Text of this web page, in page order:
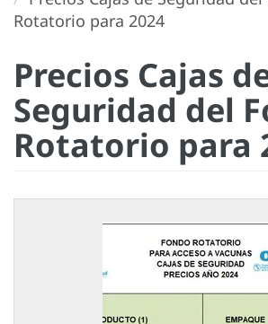
Rotatorio para 2024
Precios Cajas
Seguridad del
Rotatorio para